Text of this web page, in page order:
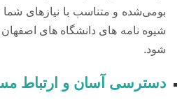
بومی‌شده و متناسب با نیازهای شما
شیوه نامه های دانشگاه های
شود.
دسترسی آسان و ارتباط